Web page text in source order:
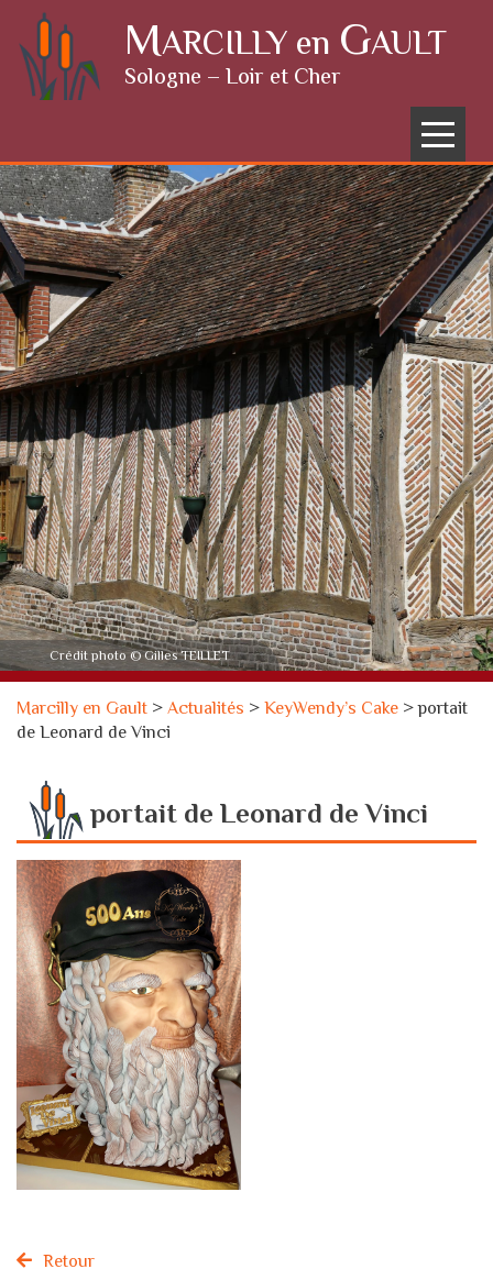
Skip to content MARCILLY en GAULT
Sologne – Loir et Cher
Menu
Crédit photo © Gilles TEILLET
Marcilly en Gault >Actualités >KeyWendy’s Cake >portait
de Leonard de Vinci
portait de Leonard de Vinci
Retour